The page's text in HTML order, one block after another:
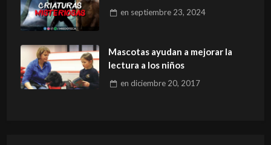
en septiembre 23, 2024
Mascotas ayudan a mejorar la
lectura a los niños
en diciembre 20, 2017